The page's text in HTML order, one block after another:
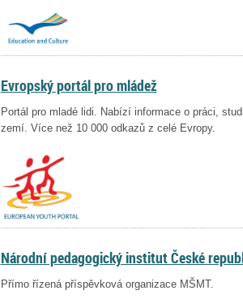
Evropský portál pro mládež
Portál pro mladé lidi. Nabízí informace o práci,
zemí. Více než 10 000 odkazů z celé Evropy.
Národní pedagogický institut České
Přímo řízená příspěvková organizace MŠMT.